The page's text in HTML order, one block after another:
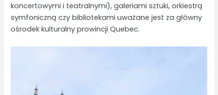
koncertowymi i teatralnymi), galeriami sztuki, orkiestrą
symfoniczną czy bibliotekami uważane jest za główny
ośrodek kulturalny prowincji Quebec.